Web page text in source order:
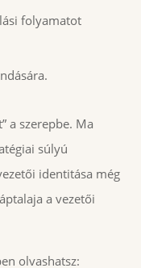
folyamatot
a szerepbe. Ma
súlyú
identitása még
a vezetői
olvashatsz: